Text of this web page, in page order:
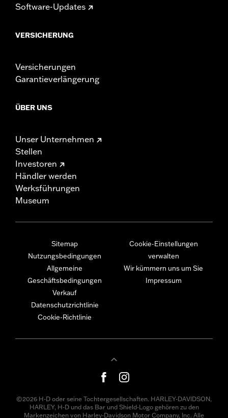
Software-Updates
VERSICHERUNG
Versicherungen
Garantieverlängerung
ÜBER UNS
Unser Unternehmen
Stellen
Investoren
Händler werden
Werksführungen
Museum
Sitemap
Nutzungsbedingungen
Allgemeine
Geschäftsbedingungen
Verkauf
Datenschutzrichtlinie
Cookie-Richtlinie
Cookie-Einstellungen
verwalten
Wir kümmern uns um Sie
Impressum
©2026 H-D oder seine Tochtergesellschaften. HARLEY-DAVIDSON,
HARLEY, H-D und das Bar und Shield-Logo gehören zu den
Markenzeichen von Harley-Davidson Motor Company, Inc. Alle